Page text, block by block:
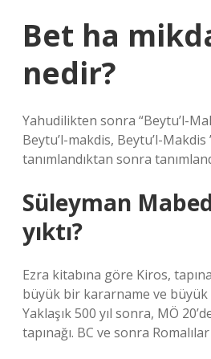
Bet ha
nedir?
Yahudilikten sonra “Beytu’l-
Beytu’l-makdis, Beytu’l-Makdis
tanımlandıktan sonra
Süleyman
yıktı?
Ezra kitabına göre Kiros,
büyük bir kararname ve büyük
Yaklaşık 500 yıl sonra, MÖ
tapınağı. BC ve sonra